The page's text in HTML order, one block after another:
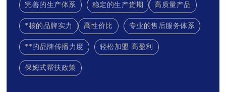
完善的生产体系 稳定的生产货期 高质量产品
*核的品牌实力 高性价比 专业的售后服务体系
**的品牌传播力度 轻松加盟 高盈利
保姆式帮扶政策